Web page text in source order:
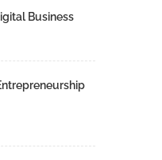
Business